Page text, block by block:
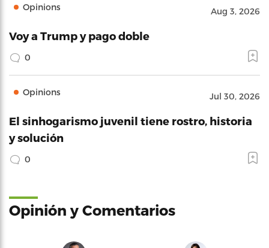
Opinions Aug 3, 2026
Voy a Trump y pago doble
0
Opinions Jul 30, 2026
El sinhogarismo juvenil tiene rostro, historia
y solución
0
Opinión y Comentarios